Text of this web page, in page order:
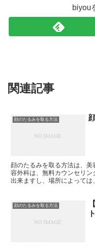
biyou
関連記事
顔のたるみを取る方法
顔のたるみを取る方法は、
容外科は、無料カウンセリ
出来ますし、場所によって
顔のたるみを取る方法